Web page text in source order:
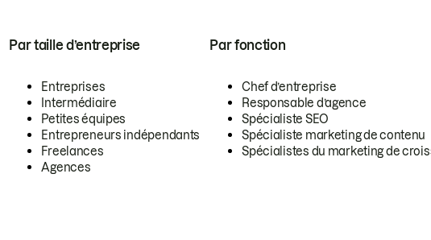
Par taille d’entreprise
Entreprises
Intermédiaire
Petites équipes
Entrepreneurs indépendants
Freelances
Agences
Par fonction
Chef d’entreprise
Responsable d’agence
Spécialiste SEO
Spécialiste marketing de contenu
Spécialistes du marketing de